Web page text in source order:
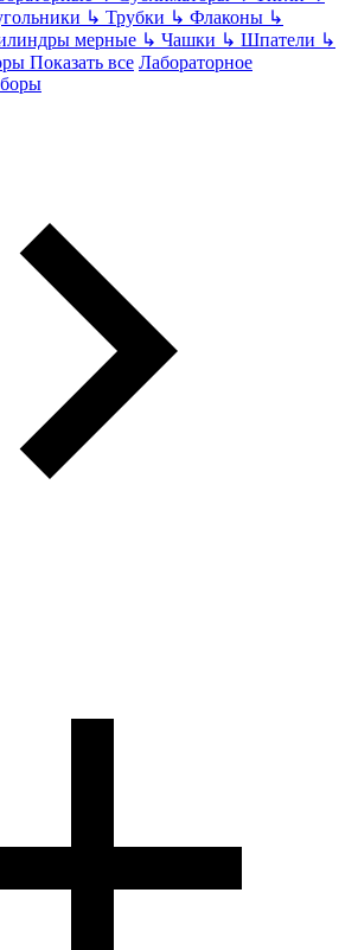
↳ Трубки ↳ Флаконы ↳
мерные ↳ Чашки ↳ Шпатели ↳
Показать все Лабораторное